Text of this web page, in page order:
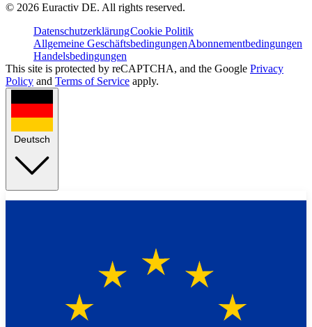
© 2026 Euractiv DE. All rights reserved.
DatenschutzerklärungCookie Politik
Allgemeine GeschäftsbedingungenAbonnementbedingungen
Handelsbedingungen
This site is protected by reCAPTCHA, and the Google Privacy
Policy and Terms of Service apply.
Deutsch